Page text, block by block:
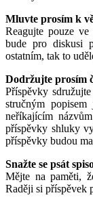
Mluvte prosím k
Reagujte pouze
bude pro diskusi
ostatním, tak to
Dodržujte prosím
Příspěvky
stručným
neříkajícím
příspěvky shluky
příspěvky budou
Snažte se psát
Mějte na paměti,
Raději si příspěvek